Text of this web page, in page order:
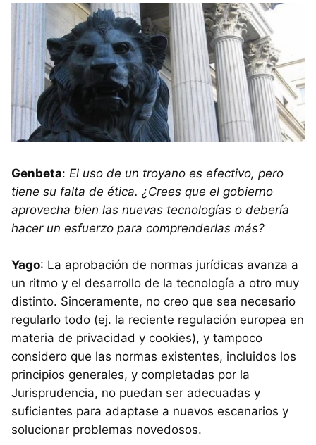
Genbeta: El uso de un troyano es efectivo, pero
tiene su falta de ética. ¿Crees que el gobierno
aprovecha bien las nuevas tecnologías o debería
hacer un esfuerzo para comprenderlas más?
Yago: La aprobación de normas jurídicas avanza a
un ritmo y el desarrollo de la tecnología a otro muy
distinto. Sinceramente, no creo que sea necesario
regularlo todo (ej. la reciente regulación europea en
materia de privacidad y cookies), y tampoco
considero que las normas existentes, incluidos los
principios generales, y completadas por la
Jurisprudencia, no puedan ser adecuadas y
suficientes para adaptase a nuevos escenarios y
solucionar problemas novedosos.